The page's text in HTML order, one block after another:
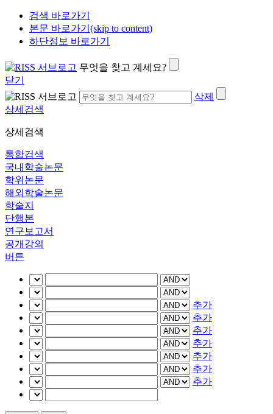
검색 바로가기
본문 바로가기(skip to content)
하단정보 바로가기
무엇을 찾고 계세요?
닫기
삭제
상세검색
상세검색
통합검색
국내학술논문
학위논문
해외학술논문
학술지
단행본
연구보고서
공개강의
버튼
추가
추가
추가
추가
추가
추가
추가